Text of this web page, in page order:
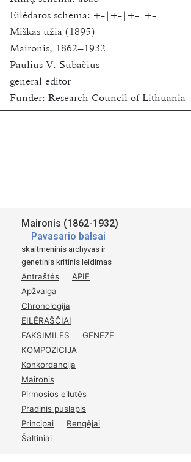
Eilėdaros schema: +-|+-|+-|+-
Miškas ūžia (1895)
Maironis, 1862–1932
Paulius V. Subačius
general editor
Funder: Research Council of Lithuania
Vilnius University
Pavasario Balsai
Tilźėje.
1895
Kasztu autoriaus.
6
Maironis (1862-1932)
Pavasario balsai
skaitmeninis archyvas ir
genetinis kritinis leidimas
Antraštės
APIE
Apžvalga
Chronologija
EILĖRAŠČIAI
FAKSIMILĖS
GENEZĖ
KOMPOZICIJA
Konkordancija
Maironis
Pirmosios eilutės
Pradinis puslapis
Principai
Rengėjai
Šaltiniai